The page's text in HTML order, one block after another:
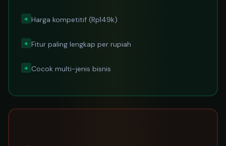
+ Harga kompetitif (Rp149k)
+ Fitur paling lengkap per rupiah
+ Cocok multi-jenis bisnis